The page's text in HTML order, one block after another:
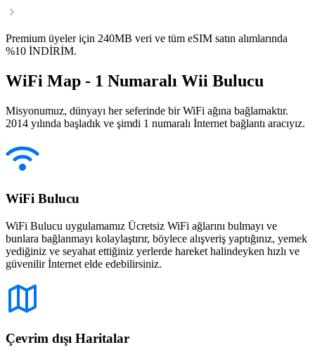
Premium üyeler için 240MB veri ve tüm eSIM satın alımlarında
%10 İNDİRİM.
WiFi Map - 1 Numaralı Wii Bulucu
Misyonumuz, dünyayı her seferinde bir WiFi ağına bağlamaktır.
2014 yılında başladık ve şimdi 1 numaralı İnternet bağlantı aracıyız.
WiFi Bulucu
WiFi Bulucu uygulamamız Ücretsiz WiFi ağlarını bulmayı ve
bunlara bağlanmayı kolaylaştırır, böylece alışveriş yaptığınız, yemek
yediğiniz ve seyahat ettiğiniz yerlerde hareket halindeyken hızlı ve
güvenilir İnternet elde edebilirsiniz.
Çevrim dışı Haritalar